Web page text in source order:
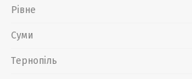
Рівне
Суми
Тернопіль